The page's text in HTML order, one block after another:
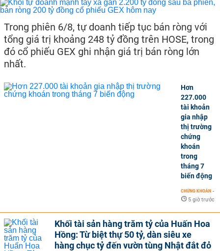
Trong phiên 6/8, tự doanh tiếp tục bán ròng với
tổng giá trị khoảng 248 tỷ đồng trên HOSE, trong
đó cổ phiếu GEX ghi nhận giá trị bán ròng lớn
nhất.
Hơn
227.000
tài khoản
gia nhập
thị trường
chứng
khoán
trong
tháng 7
biến động
CHỨNG KHOÁN -
5 giờ trước
Khối tài sản hàng trăm tỷ của Huấn Hoa
Hồng: Từ biệt thự 50 tỷ, dàn siêu xe
hàng chục tỷ đến vườn tùng Nhật đắt đỏ